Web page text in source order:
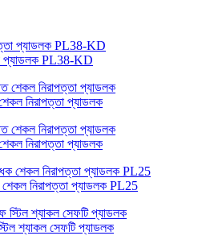
প্যাডলক PL38-KD
নিরাপত্তা প্যাডলক
নিরাপত্তা প্যাডলক
শেকল নিরাপত্তা প্যাডলক PL25
শ্যাকল সেফটি প্যাডলক